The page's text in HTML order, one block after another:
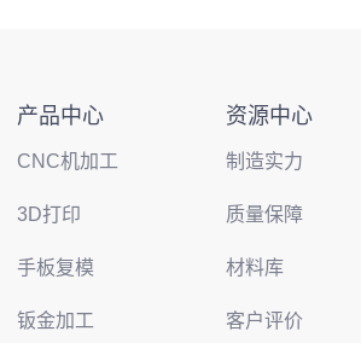
产品中心
CNC机加工
3D打印
手板复模
钣金加工
资源中心
制造实力
质量保障
材料库
客户评价